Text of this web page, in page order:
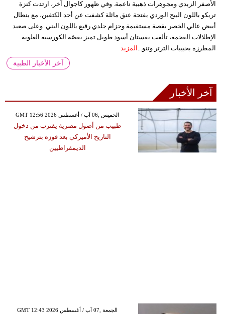
الأصفر الزبدي ومجوهرات ذهبية ناعمة. وفي ظهور كاجوال آخر، ارتدت كنزة
تريكو باللون البيج الوردي بفتحة عنق مائلة كشفت عن أحد الكتفين، مع بنطال
أبيض عالي الخصر بقصة مستقيمة وحزام جلدي رفيع باللون البني. وعلى صعيد
الإطلالات الفخمة، تألقت بفستان أسود طويل تميز بقصّة الكورسيه العلوية
المطرزة بحبيبات الترتر وتنو... المزيد
آخر الأخبار الطبية
آخر الأخبار
GMT 12:56 2026 الخميس ,06 آب / أغسطس
طبيب من أصول مصرية يقترب من دخول
التاريخ الأميركي بعد فوزه بترشيح
الديمقراطيين
GMT 12:43 2026 الجمعة ,07 آب / أغسطس